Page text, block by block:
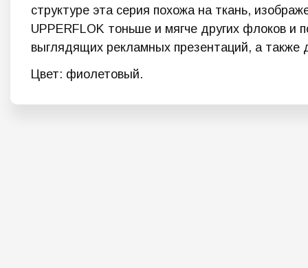
структуре эта серия похожа на ткань,
UPPERFLOK тоньше и мягче других флоков
выглядящих рекламных презентаций, а
Цвет: фиолетовый.